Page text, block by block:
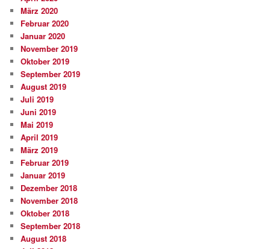
März 2020
Februar 2020
Januar 2020
November 2019
Oktober 2019
September 2019
August 2019
Juli 2019
Juni 2019
Mai 2019
April 2019
März 2019
Februar 2019
Januar 2019
Dezember 2018
November 2018
Oktober 2018
September 2018
August 2018